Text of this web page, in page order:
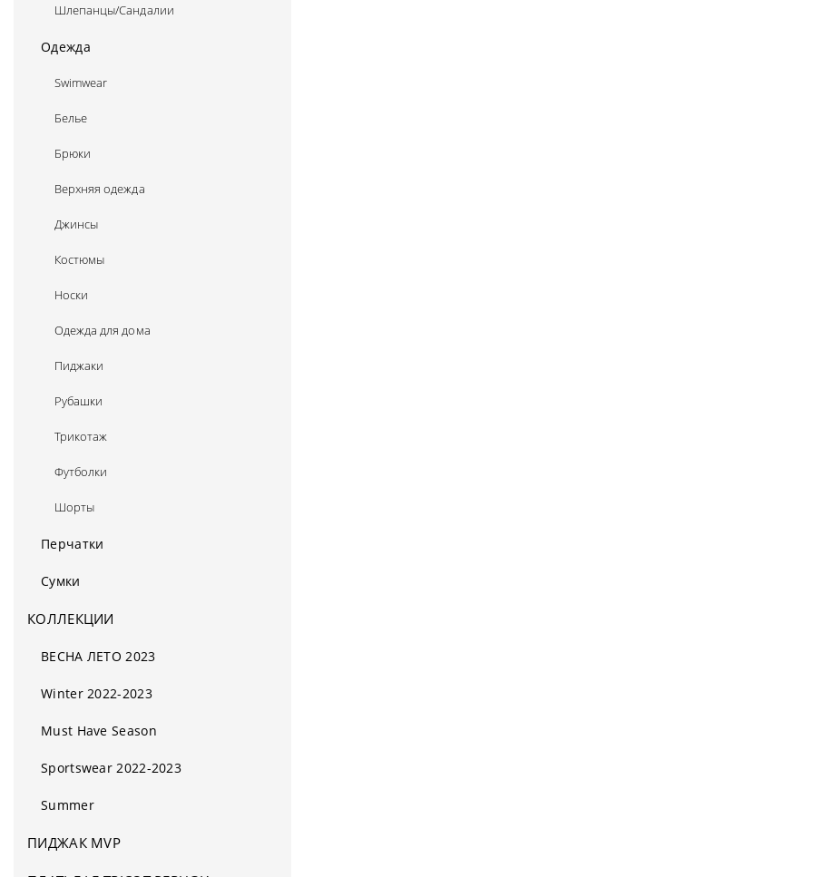
Шлепанцы/Сандалии
Одежда
Swimwear
Белье
Брюки
Верхняя одежда
Джинсы
Костюмы
Носки
Одежда для дома
Пиджаки
Рубашки
Трикотаж
Футболки
Шорты
Перчатки
Сумки
КОЛЛЕКЦИИ
ВЕСНА ЛЕТО 2023
Winter 2022-2023
Must Have Season
Sportswear 2022-2023
Summer
ПИДЖАК MVP